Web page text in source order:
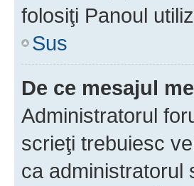
folosiţi Panoul
Sus
De ce mesajul
Administratorul
scrieţi trebuiesc
ca administratorul